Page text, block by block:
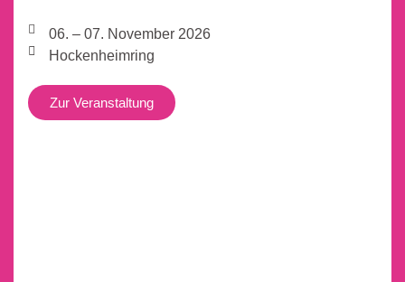
06. – 07. November 2026
Hockenheimring
Zur Veranstaltung